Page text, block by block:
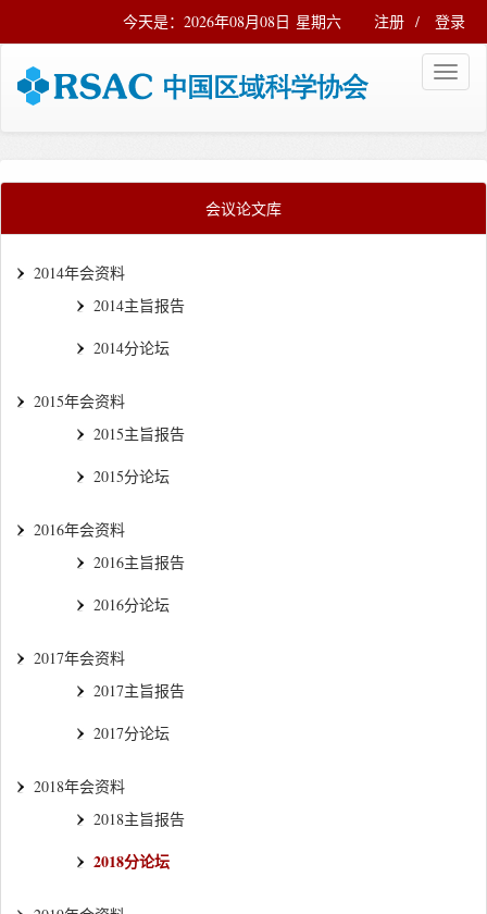
注册 / 登录
今天是：2026年08月08日 星期六
会议论文库
2014年会资料
2014主旨报告
2014分论坛
2015年会资料
2015主旨报告
2015分论坛
2016年会资料
2016主旨报告
2016分论坛
2017年会资料
2017主旨报告
2017分论坛
2018年会资料
2018主旨报告
2018分论坛